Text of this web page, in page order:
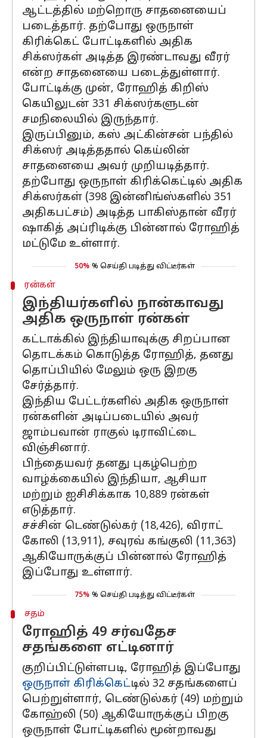
ஆட்டத்தில் மற்றொரு சாதனையைப்
படைத்தார். தற்போது ஒருநாள்
கிரிக்கெட் போட்டிகளில் அதிக
சிக்ஸர்கள் அடித்த இரண்டாவது வீரர்
என்ற சாதனையை படைத்துள்ளார்.
போட்டிக்கு முன், ரோஹித் கிறிஸ்
கெயிலுடன் 331 சிக்ஸர்களுடன்
சமநிலையில் இருந்தார்.
இருப்பினும், கஸ் அட்கின்சன் பந்தில்
சிக்ஸர் அடித்ததால் கெய்லின்
சாதனையை அவர் முறியடித்தார்.
தற்போது ஒருநாள் கிரிக்கெட்டில் அதிக
சிக்ஸர்கள் (398 இன்னிங்ஸ்களில் 351
அதிகபட்சம்) அடித்த பாகிஸ்தான் வீரர்
ஷாகித் அப்ரிடிக்கு பின்னால் ரோஹித்
மட்டுமே உள்ளார்.
50% % செய்தி படித்து விட்டீர்கள்
ரன்கள்
இந்தியர்களில் நான்காவது
அதிக ஒருநாள் ரன்கள்
கட்டாக்கில் இந்தியாவுக்கு சிறப்பான
தொடக்கம் கொடுத்த ரோஹித், தனது
தொப்பியில் மேலும் ஒரு இறகு
சேர்த்தார்.
இந்திய பேட்டர்களில் அதிக ஒருநாள்
ரன்களின் அடிப்படையில் அவர்
ஜாம்பவான் ராகுல் டிராவிட்டை
விஞ்சினார்.
பிந்தையவர் தனது புகழ்பெற்ற
வாழ்க்கையில் இந்தியா, ஆசியா
மற்றும் ஐசிசிக்காக 10,889 ரன்கள்
எடுத்தார்.
சச்சின் டெண்டுல்கர் (18,426), விராட்
கோலி (13,911), சவுரவ் கங்குலி (11,363)
ஆகியோருக்குப் பின்னால் ரோஹித்
இப்போது உள்ளார்.
75% % செய்தி படித்து விட்டீர்கள்
சதம்
ரோஹித் 49 சர்வதேச
சதங்களை எட்டினார்
குறிப்பிட்டுள்ளபடி, ரோஹித் இப்போது
ஒருநாள் கிரிக்கெட்டில் 32 சதங்களைப்
பெற்றுள்ளார், டெண்டுல்கர் (49) மற்றும்
கோஹ்லி (50) ஆகியோருக்குப் பிறகு
ஒருநாள் போட்டிகளில் மூன்றாவது